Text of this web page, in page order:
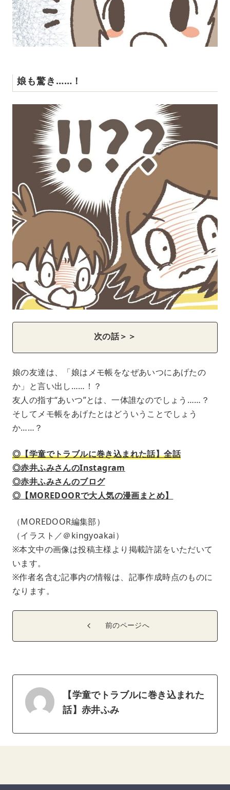
娘も驚き……！
次の話＞＞
娘の友達は、「娘はメモ帳をなぜあいつにあげたの
か」と言い出し……！？
友人の指す“あいつ”とは、一体誰なのでしょう……？
そしてメモ帳をあげたとはどういうことでしょう
か……？
◎【学童でトラブルに巻き込まれた話】全話
◎赤井ふみさんのInstagram
◎赤井ふみさんのブログ
◎【MOREDOORで大人気の漫画まとめ】
（MOREDOOR編集部）
（イラスト／＠kingyoakai）
※本文中の画像は投稿主様より掲載許諾をいただいて
います。
※作者名含む記事内の情報は、記事作成時点のものに
なります。
前のページへ
【学童でトラブルに巻き込まれた
話】赤井ふみ